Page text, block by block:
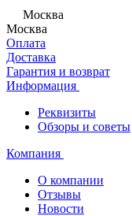
Москва
Москва
Оплата
Доставка
Гарантия и возврат
Информация
Реквизиты
Обзоры и советы
Компания
О компании
Отзывы
Новости